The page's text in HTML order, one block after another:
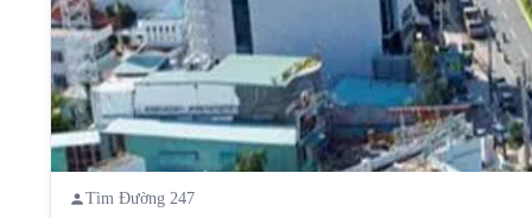
Tìm Đường 247